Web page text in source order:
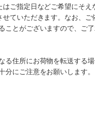
ご指定日などご希望にそえ
ていただきます。なお、ご
とがございますので、ご了
る住所にお荷物を転送する
にご注意をお願いします。